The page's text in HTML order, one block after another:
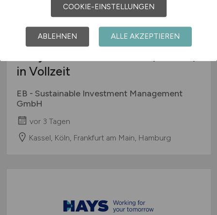
in Vollzeit
EB - Sustainable Investment Management
GmbH
vor 3 Tagen
Kassel, Köln, Frankfurt am Main, Hamburg
COOKIE-EINSTELLUNGEN
ABLEHNEN ALLE AKZEPTIEREN